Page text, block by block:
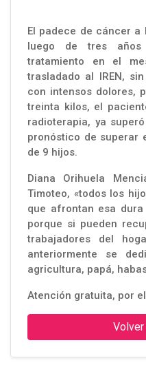
El padece de cáncer
luego de tres
tratamiento en el
trasladado al IREN,
con intensos dolores,
treinta kilos, el
radioterapia, ya
pronóstico de superar
de 9 hijos.
Diana Orihuela
Timoteo, «todos los
que afrontan esa
porque si pueden
trabajadores del
anteriormente se
agricultura, papá,
Atención gratuita, por